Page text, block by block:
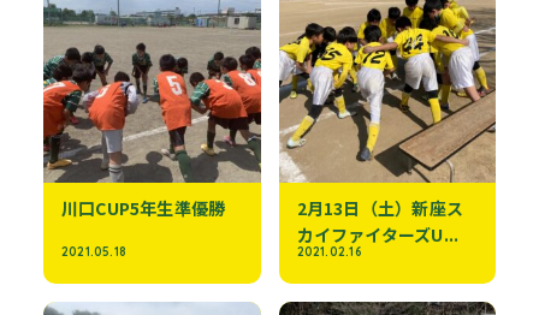
川口CUP5年生準優勝
2021.05.18
2月13日（土）新座ス
カイファイターズU...
2021.02.16